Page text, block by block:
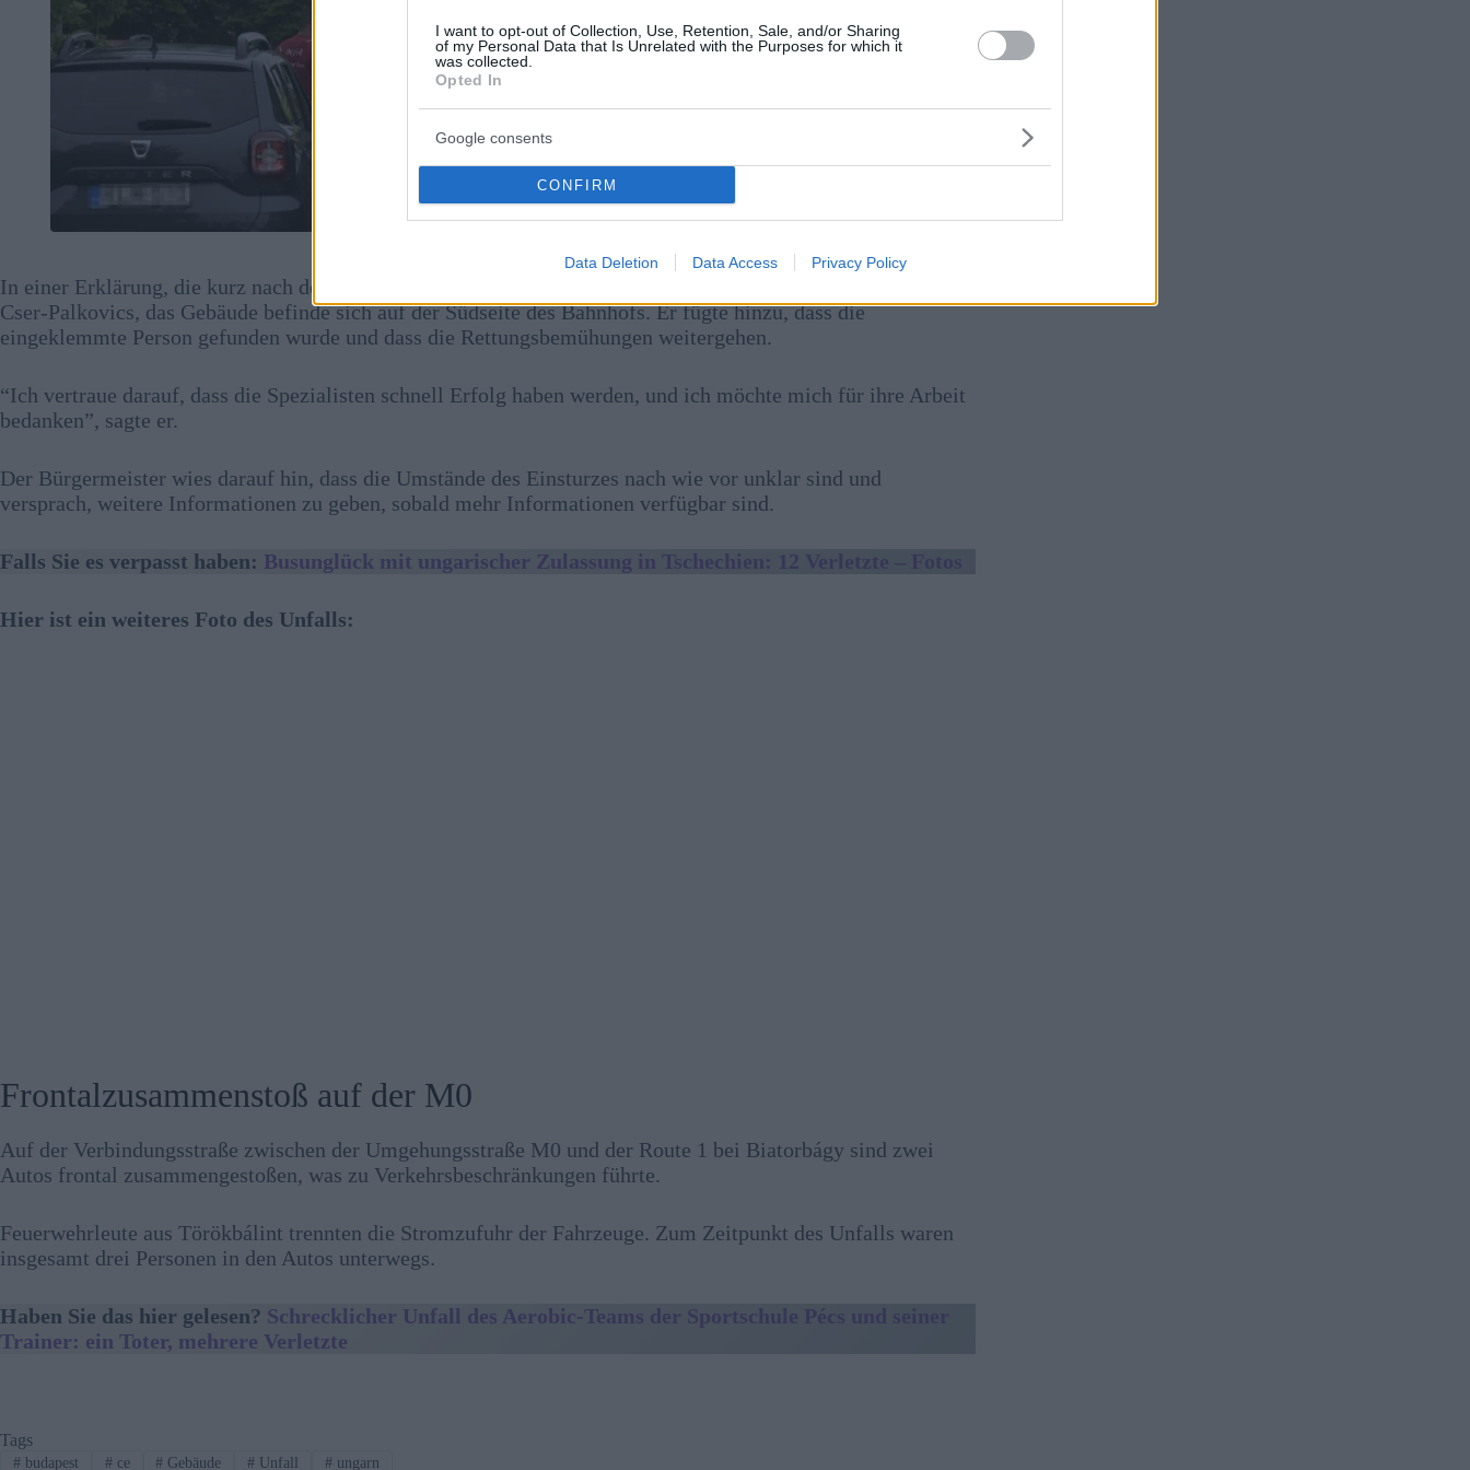
I want to opt-out of Collection, Use, Retention, Sale, and/or Sharing
of my Personal Data that Is Unrelated with the Purposes for which it
was collected.
Opted In
Google consents
CONFIRM
Data Deletion Data Access Privacy Policy
In einer Erklärung, die kurz nach dem Vorfall veröffentlicht wurde, sagte der Bürgermeister der Stadt, András
Cser-Palkovics, das Gebäude befinde sich auf der Südseite des Bahnhofs. Er fügte hinzu, dass die
eingeklemmte Person gefunden wurde und dass die Rettungsbemühungen weitergehen.
“Ich vertraue darauf, dass die Spezialisten schnell Erfolg haben werden, und ich möchte mich für ihre Arbeit
bedanken”, sagte er.
Der Bürgermeister wies darauf hin, dass die Umstände des Einsturzes nach wie vor unklar sind und
versprach, weitere Informationen zu geben, sobald mehr Informationen verfügbar sind.
Falls Sie es verpasst haben: Busunglück mit ungarischer Zulassung in Tschechien: 12 Verletzte – Fotos
Hier ist ein weiteres Foto des Unfalls:
Frontalzusammenstoß auf der M0
Auf der Verbindungsstraße zwischen der Umgehungsstraße M0 und der Route 1 bei Biatorbágy sind zwei
Autos frontal zusammengestoßen, was zu Verkehrsbeschränkungen führte.
Feuerwehrleute aus Törökbálint trennten die Stromzufuhr der Fahrzeuge. Zum Zeitpunkt des Unfalls waren
insgesamt drei Personen in den Autos unterwegs.
Haben Sie das hier gelesen? Schrecklicher Unfall des Aerobic-Teams der Sportschule Pécs und seiner
Trainer: ein Toter, mehrere Verletzte
Tags
#budapest #ce # Gebäude # Unfall # ungarn